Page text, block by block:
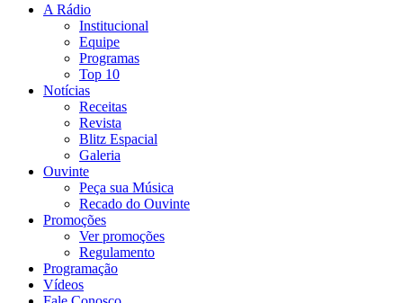
A Rádio
Institucional
Equipe
Programas
Top 10
Notícias
Receitas
Revista
Blitz Espacial
Galeria
Ouvinte
Peça sua Música
Recado do Ouvinte
Promoções
Ver promoções
Regulamento
Programação
Vídeos